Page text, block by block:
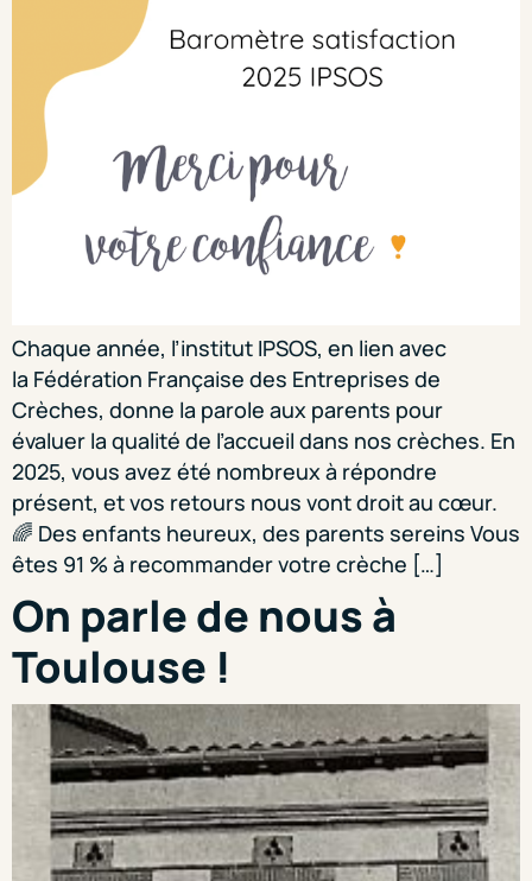
Chaque année, l’institut IPSOS, en lien avec
la Fédération Française des Entreprises de
Crèches, donne la parole aux parents pour
évaluer la qualité de l’accueil dans nos crèches. En
2025, vous avez été nombreux à répondre
présent, et vos retours nous vont droit au cœur.
🌈 Des enfants heureux, des parents sereins Vous
êtes 91 % à recommander votre crèche […]
On parle de nous à
Toulouse !